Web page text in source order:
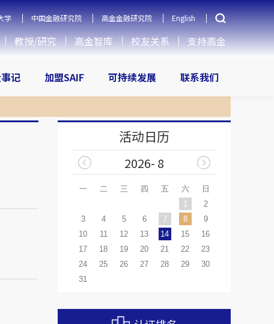
学 中国金融研究院 高金金融研究院 English
教授/研究 高金智库 校友关系 支持高金
记 加盟SAIF 可持续发展 联系我们
活动日历
2026- 8
一 二 三 四 五 六
日
1
2
3
4 5 6 7 8
9
10
11 12 13 14 15
16
17
18 19 20 21 22
23
24
25 26 27 28 29
30
31